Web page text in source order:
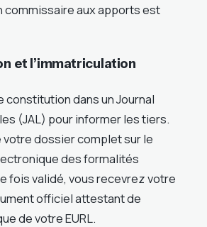
commissaire aux apports est
et l’immatriculation
constitution dans un Journal
(JAL) pour informer les tiers.
dossier complet sur le
des formalités
fois validé, vous recevrez votre
officiel attestant de
de votre EURL.